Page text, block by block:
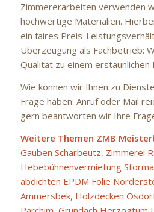
Zimmererarbeiten verwenden
hochwertige Materialien.
ein faires Preis-
Überzeugung als Fachbetrieb:
Qualität zu einem erstaunlichen
Wie können wir Ihnen zu
Frage haben: Anruf oder Mail
gern beantworten wir Ihre
Weitere Themen ZMB
Gauben Scharbeutz, Zimmerei
Hebebühnenvermietung
abdichten EPDM Folie
Ammersbek, Holzdecken